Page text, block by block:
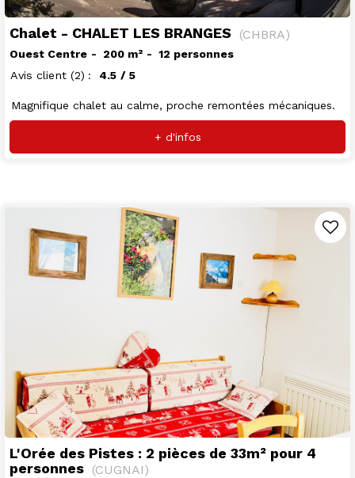
Chalet - CHALET LES BRANGES (CHBRA)
Ouest Centre 200 m²
12 personnes
Avis client (2) 4.5 / 5
Magnifique chalet au calme, proche remontées mécaniques.
+ d'infos
L'Orée des Pistes : 2 pièces de 33m² pour 4
personnes (CUGNAI)